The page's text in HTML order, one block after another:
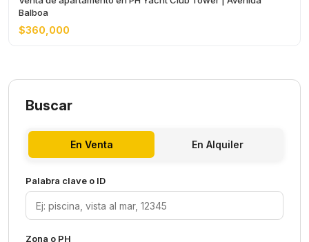
Balboa
$360,000
Buscar
En Venta En Alquiler
Palabra clave o ID
Zona o PH